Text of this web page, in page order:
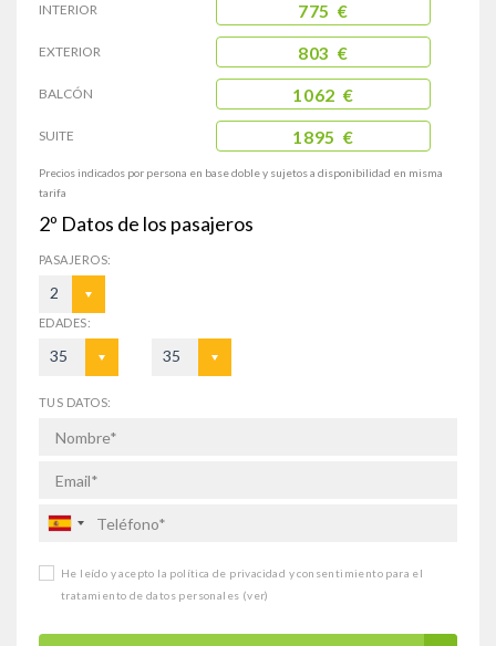
INTERIOR
EXTERIOR
BALCÓN
SUITE
775 €
803 €
1062 €
1895 €
Precios indicados por persona en base doble y sujetos a disponibilidad en misma
tarifa
2º Datos de los pasajeros
PASAJEROS:
2
EDADES:
35 35
TUS DATOS:
He leído y acepto la política de privacidad y consentimiento para el
tratamiento de datos personales (ver)